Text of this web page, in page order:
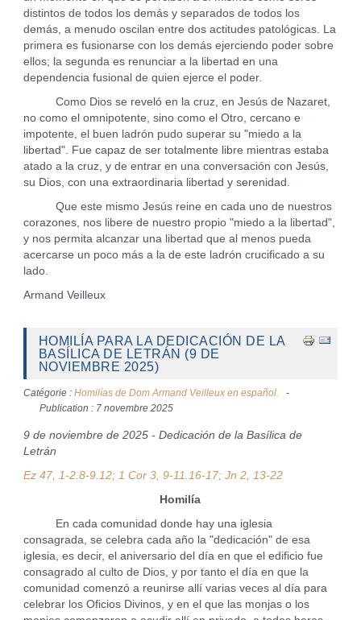
distintos de todos los demás y separados de todos los
demás, a menudo oscilan entre dos actitudes patológicas. La
primera es fusionarse con los demás ejerciendo poder sobre
ellos; la segunda es renunciar a la libertad en una
dependencia fusional de quien ejerce el poder.
Como Dios se reveló en la cruz, en Jesús de Nazaret,
no como el omnipotente, sino como el Otro, cercano e
impotente, el buen ladrón pudo superar su "miedo a la
libertad". Fue capaz de ser totalmente libre mientras estaba
atado a la cruz, y de entrar en una conversación con Jesús,
su Dios, con una extraordinaria libertad y serenidad.
Que este mismo Jesús reine en cada uno de nuestros
corazones, nos libere de nuestro propio "miedo a la libertad",
y nos permita alcanzar una libertad que al menos pueda
acercarse un poco más a la de este ladrón crucificado a su
lado.
Armand Veilleux
HOMILÍA PARA LA DEDICACIÓN DE LA
BASÍLICA DE LETRÁN (9 DE
NOVIEMBRE 2025)
Catégorie : Homilías de Dom Armand Veilleux en español.
Publication : 7 novembre 2025
9 de noviembre de 2025 - Dedicación de la Basílica de
Letrán
Ez 47, 1-2.8-9.12; 1 Cor 3, 9-11.16-17; Jn 2, 13-22
Homilía
En cada comunidad donde hay una iglesia
consagrada, se celebra cada año la "dedicación" de esa
iglesia, es decir, el aniversario del día en que el edificio fue
consagrado al culto de Dios, y por tanto el día en que la
comunidad comenzó a reunirse allí varias veces al día para
celebrar los Oficios Divinos, y en el que las monjas o los